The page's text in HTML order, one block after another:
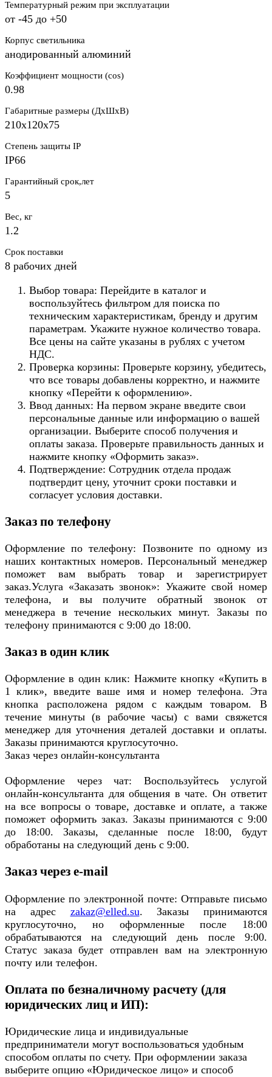
Температурный режим при эксплуатации
от -45 до +50
Корпус светильника
анодированный алюминий
Коэффициент мощности (cos)
0.98
Габаритные размеры (ДхШхВ)
210х120х75
Степень защиты IP
IP66
Гарантийный срок,лет
5
Вес, кг
1.2
Срок поставки
8 рабочих дней
Выбор товара: Перейдите в каталог и
воспользуйтесь фильтром для поиска по
техническим характеристикам, бренду и другим
параметрам. Укажите нужное количество товара.
Все цены на сайте указаны в рублях с учетом
НДС.
Проверка корзины: Проверьте корзину, убедитесь,
что все товары добавлены корректно, и нажмите
кнопку «Перейти к оформлению».
Ввод данных: На первом экране введите свои
персональные данные или информацию о вашей
организации. Выберите способ получения и
оплаты заказа. Проверьте правильность данных и
нажмите кнопку «Оформить заказ».
Подтверждение: Сотрудник отдела продаж
подтвердит цену, уточнит сроки поставки и
согласует условия доставки.
Заказ по телефону
Оформление по телефону: Позвоните по одному из
наших контактных номеров. Персональный менеджер
поможет вам выбрать товар и зарегистрирует
заказ.Услуга «Заказать звонок»: Укажите свой номер
телефона, и вы получите обратный звонок от
менеджера в течение нескольких минут. Заказы по
телефону принимаются с 9:00 до 18:00.
Заказ в один клик
Оформление в один клик: Нажмите кнопку «Купить в
1 клик», введите ваше имя и номер телефона. Эта
кнопка расположена рядом с каждым товаром. В
течение минуты (в рабочие часы) с вами свяжется
менеджер для уточнения деталей доставки и оплаты.
Заказы принимаются круглосуточно.
Заказ через онлайн-консультанта
Оформление через чат: Воспользуйтесь услугой
онлайн-консультанта для общения в чате. Он ответит
на все вопросы о товаре, доставке и оплате, а также
поможет оформить заказ. Заказы принимаются с 9:00
до 18:00. Заказы, сделанные после 18:00, будут
обработаны на следующий день с 9:00.
Заказ через e-mail
Оформление по электронной почте: Отправьте письмо
на адрес zakaz@elled.su. Заказы принимаются
круглосуточно, но оформленные после 18:00
обрабатываются на следующий день после 9:00.
Статус заказа будет отправлен вам на электронную
почту или телефон.
Оплата по безналичному расчету (для
юридических лиц и ИП):
Юридические лица и индивидуальные
предприниматели могут воспользоваться удобным
способом оплаты по счету. При оформлении заказа
выберите опцию «Юридическое лицо» и способ